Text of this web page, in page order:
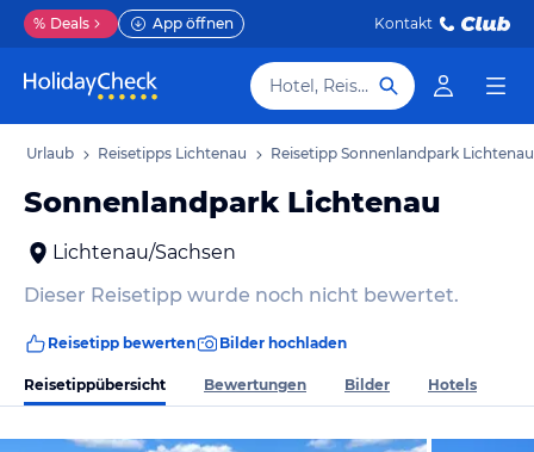
% Deals App öffnen Kontakt
Hotel, Reiseziel
Urlaub Reisetipps Lichtenau Reisetipp Sonnenlandpark Lichtenau
Sonnenlandpark Lichtenau
Lichtenau/Sachsen
Dieser Reisetipp wurde noch nicht bewertet.
Reisetipp bewerten Bilder hochladen
Reisetippübersicht Bewertungen Bilder Hotels